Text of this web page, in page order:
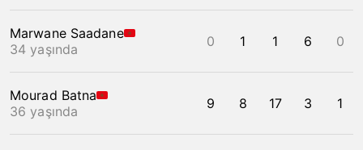
Marwane Saadane
34 yaşında
0 1 1 6 0
Mourad Batna
36 yaşında
9 8 17 3 1